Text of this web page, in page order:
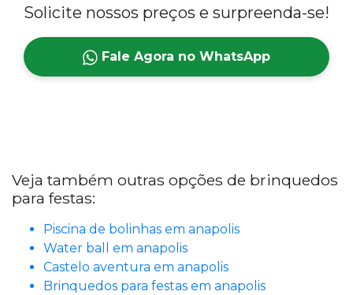
Solicite nossos preços e surpreenda-se!
Fale Agora no WhatsApp
Veja também outras opções de brinquedos
para festas:
Piscina de bolinhas em anapolis
Water ball em anapolis
Castelo aventura em anapolis
Brinquedos para festas em anapolis